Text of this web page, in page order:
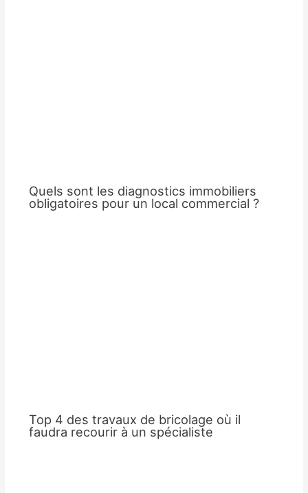
Quels sont les diagnostics immobiliers
obligatoires pour un local commercial ?
Top 4 des travaux de bricolage où il
faudra recourir à un spécialiste